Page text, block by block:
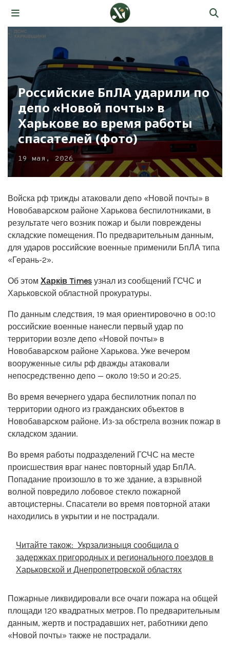
Российские БпЛА ударили по
депо «Новой почты» в
Харькове во время работы
спасателей (фото)
19 мая, 2026
Войска рф трижды атаковали депо «Новой почты» в
Новобаварском районе Харькова беспилотниками, в
результате чего возник пожар и были повреждены
складские помещения. По предварительным данным,
для ударов российские военные применили БпЛА типа
«Герань-2».
Об этом Харків Times узнал из сообщений ГСЧС и
Харьковской областной прокуратуры.
По данным следствия, 19 мая ориентировочно в 00:10
российские военные нанесли первый удар по
территории возле депо «Новой почты» в
Новобаварском районе Харькова. Уже вечером
вооруженные силы рф дважды атаковали
непосредственно депо — около 19:50 и 20:25.
Во время вечернего удара беспилотник попал по
территории одного из гражданских объектов в
Новобаварском районе. Из-за обстрела возник пожар в
складском здании.
Во время работы подразделений ГСЧС на месте
происшествия враг нанес повторный удар БпЛА.
Попадание произошло в то же здание, а взрывной
волной повредило лобовое стекло пожарной
автоцистерны. Спасатели во время повторной атаки
находились в укрытии и не пострадали.
Читайте також: Укрзализныця сообщила о
задержках пригородных и регионального поездов в
Харьковской и Днепропетровской областях
Пожарные ликвидировали все очаги пожара на общей
площади 120 квадратных метров. По предварительным
данным, жертв и пострадавших нет, работники депо
«Новой почты» также не пострадали.